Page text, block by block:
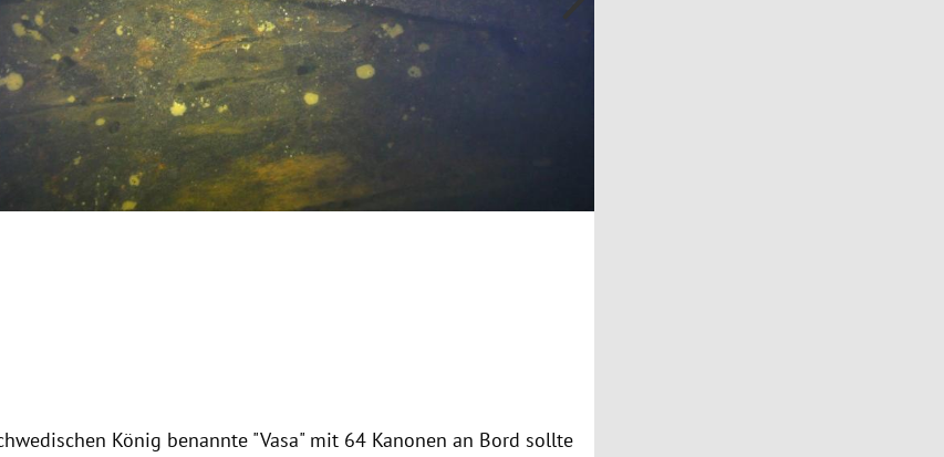
König benannte "Vasa" mit 64 Kanonen an Bord sollte